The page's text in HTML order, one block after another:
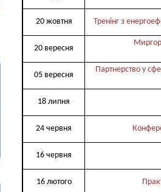
20 жовтня Тренінг з
20 вересня
05 вересня
Партнерство у
18 липня
24 червня
16 червня
16 лютого